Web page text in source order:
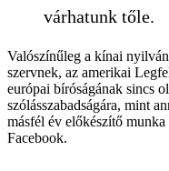
várhatunk tőle.
Valószínűleg a kínai
szervnek, az amerikai
európai bíróságának sincs
szólásszabadságára, mint
másfél év előkészítő
Facebook.